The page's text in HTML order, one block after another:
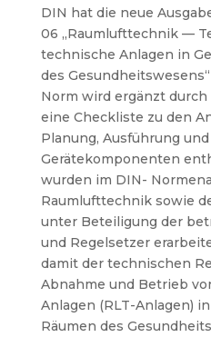
DIN hat die neue
06 „Raumlufttechnik —
technische Anlagen in
des
Norm wird ergänzt
eine Checkliste zu den
Planung, Ausführung
Gerätekomponenten
wurden im DIN-
Raumlufttechnik sowie
unter Beteiligung der
und Regelsetzer
damit der technischen
Abnahme und Betrieb
Anlagen (RLT-Anlagen)
Räumen des